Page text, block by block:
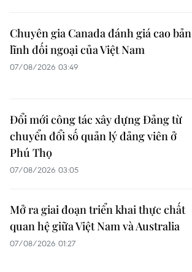
Chuyên gia Canada đánh giá cao bản
lĩnh đối ngoại của Việt Nam
07/08/2026 03:49
Đổi mới công tác xây dựng Đảng từ
chuyển đổi số quản lý đảng viên ở
Phú Thọ
07/08/2026 03:05
Mở ra giai đoạn triển khai thực chất
quan hệ giữa Việt Nam và Australia
07/08/2026 01:27